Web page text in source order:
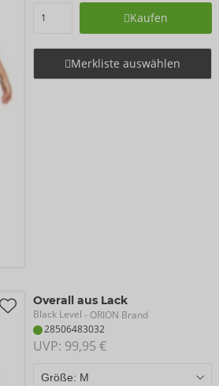
Kaufen
Merkliste auswählen
Overall aus Lack
Black Level - ORION Brand
28506483032
UVP: 99,95 €